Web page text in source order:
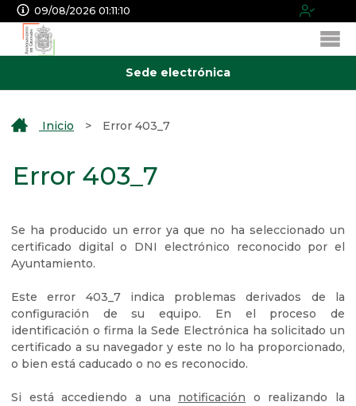
09/08/2026 01:11:10
Sede electrónica
Inicio > Error 403_7
Error 403_7
Se ha producido un error ya que no ha seleccionado un
certificado digital o DNI electrónico reconocido por el
Ayuntamiento.
Este error 403_7 indica problemas derivados de la
configuración de su equipo. En el proceso de
identificación o firma la Sede Electrónica ha solicitado un
certificado a su navegador y este no lo ha proporcionado,
o bien está caducado o no es reconocido.
Si está accediendo a una notificación o realizando la